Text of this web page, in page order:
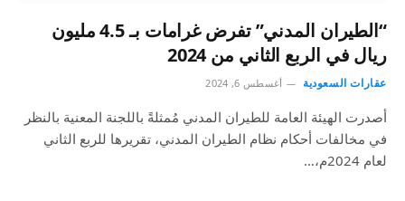
“الطيران المدني” تفرض غرامات بـ 4.5 مليون
ريال في الربع الثاني من 2024
عقارات السعودية أغسطس 6, 2024
أصدرت الهيئة العامة للطيران المدني مُمثلةً باللجنة المعنية بالنظر
في مخالفات أحكام نظام الطيران المدني، تقريرها للربع الثاني
لعام 2024م،…